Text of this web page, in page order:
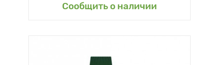
Сообщить о наличии